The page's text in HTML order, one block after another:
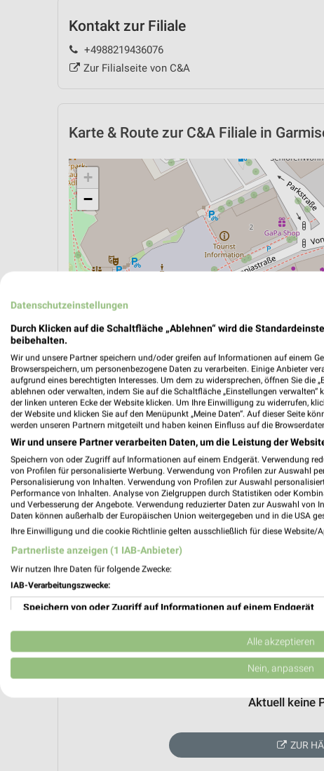
Kontakt zur Filiale
+4988219436076
Zur Filialseite von C&A
Karte & Route zur C&A Filiale in
+
−
ÖPNV ANZEIGEN LADESÄULEN ANZEIGEN
Aktuell keine
ZUR
Datenschutzeinstellungen
Durch Klicken auf die Schaltfläche „Ablehnen“ wird die
beibehalten.
Wir und unsere Partner speichern und/oder greifen auf Informationen auf einem
Browserspeichern, um personenbezogene Daten zu verarbeiten. Einige Anbieter
aufgrund eines berechtigten Interesses. Um dem zu widersprechen, öffnen Sie die
ablehnen oder verwalten, indem Sie auf die Schaltfläche „Einstellungen
der linken unteren Ecke der Website klicken. Um Ihre Einwilligung zu widerrufen,
der Website und klicken Sie auf den Menüpunkt „Meine Daten“. Auf dieser Seite
werden unseren Partnern mitgeteilt und haben keinen Einfluss auf die
Wir und unsere Partner verarbeiten Daten, um die Leistung der
Speichern von oder Zugriff auf Informationen auf einem Endgerät. Verwendung
von Profilen für personalisierte Werbung. Verwendung von Profilen zur Auswahl
Personalisierung von Inhalten. Verwendung von Profilen zur Auswahl
Performance von Inhalten. Analyse von Zielgruppen durch Statistiken oder
und Verbesserung der Angebote. Verwendung reduzierter Daten zur Auswahl von
Daten können außerhalb der Europäischen Union weitergegeben und in die USA
Ihre Einwilligung und die cookie Richtlinie gelten ausschließlich für diese Website/
Partnerliste anzeigen (1 IAB-Anbieter)
Wir nutzen Ihre Daten für folgende Zwecke:
IAB-Verarbeitungszwecke:
Speichern von oder Zugriff auf Informationen auf einem Endgerät
Verwendung reduzierter Daten zur Auswahl von Werbeanzeigen
Erstellung von Profilen für personalisierte Werbung
Verwendung von Profilen zur Auswahl personalisierter Inhalte
Alle akzeptieren
Nein, anpassen